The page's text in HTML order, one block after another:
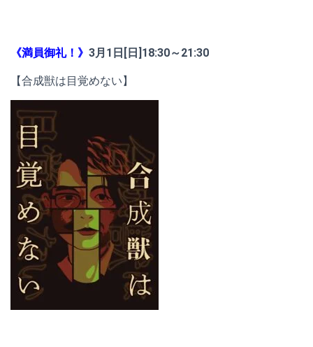
《満員御礼！》 3月1日[日]18:30～21:30
【合成獣は目覚めない】